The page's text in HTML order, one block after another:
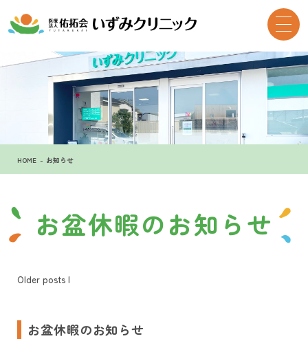
HOME お知らせ
お盆休暇のお知らせ
Older posts |
お盆休暇のお知らせ